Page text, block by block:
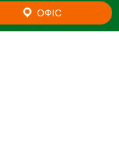
ОФІС